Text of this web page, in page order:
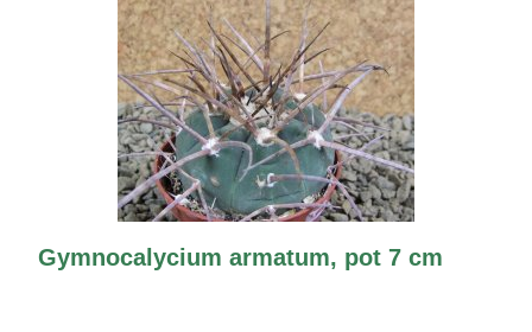
Gymnocalycium armatum, pot 7 cm